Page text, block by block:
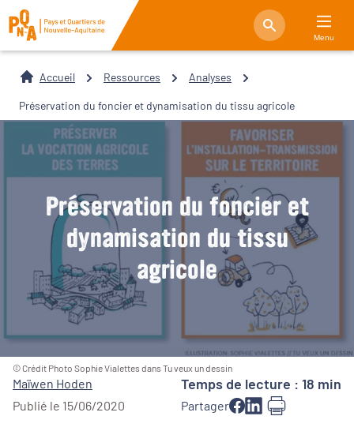
Menu
Accueil Ressources Analyses
Préservation du foncier et dynamisation du tissu agricole
Préservation du foncier et
dynamisation du tissu
agricole
© Crédit Photo Sophie Vialettes dans Tu veux un dessin
Maïwen Hoden
Publié le 15/06/2020
Temps de lecture : 18 min
Partager